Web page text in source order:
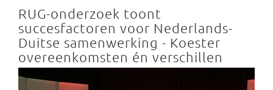
RUG-onderzoek toont
succesfactoren voor Nederlands-
Duitse samenwerking - Koester
overeenkomsten én verschillen